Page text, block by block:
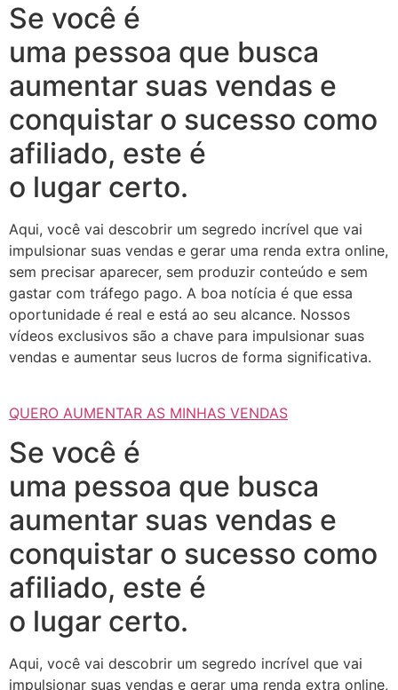
Se você é
uma pessoa que busca
aumentar suas vendas e
conquistar o sucesso como
afiliado, este é
o lugar certo.
Aqui, você vai descobrir um segredo incrível que vai
impulsionar suas vendas e gerar uma renda extra online,
sem precisar aparecer, sem produzir conteúdo e sem
gastar com tráfego pago. A boa notícia é que essa
oportunidade é real e está ao seu alcance. Nossos
vídeos exclusivos são a chave para impulsionar suas
vendas e aumentar seus lucros de forma significativa.
QUERO AUMENTAR AS MINHAS VENDAS
Se você é
uma pessoa que busca
aumentar suas vendas e
conquistar o sucesso como
afiliado, este é
o lugar certo.
Aqui, você vai descobrir um segredo incrível que vai
impulsionar suas vendas e gerar uma renda extra online,